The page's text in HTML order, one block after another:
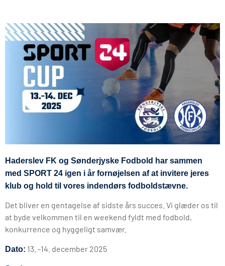
Haderslev FK og Sønderjyske Fodbold har sammen
med SPORT 24 igen i år fornøjelsen af at invitere jeres
klub og hold til vores indendørs fodboldstævne.
Det bliver en gentagelse af sidste års succes. Vi glæder os til
at byde velkommen til en weekend fyldt med fodbold,
konkurrence og hyggeligt samvær.
Dato: 13. -14. december 2025